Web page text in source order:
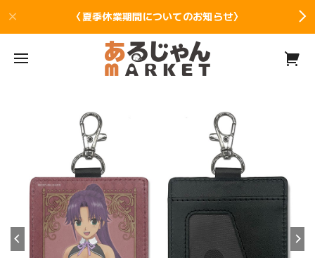
〈夏季休業期間についてのお知らせ〉